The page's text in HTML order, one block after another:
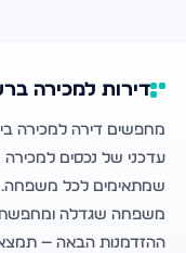
דירות למכירה
מחפשים דירה למכירה
עדכני של נכסים למכירה
שמתאימים לכל משפחה.
משפחה שגדלה
ההזדמנות הבאה —